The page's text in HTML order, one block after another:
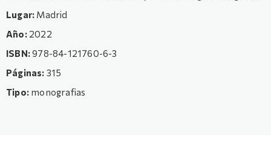
Lugar: Madrid
Año:2022
ISBN:978-84-121760-6-3
Páginas: 315
Tipo: monografias